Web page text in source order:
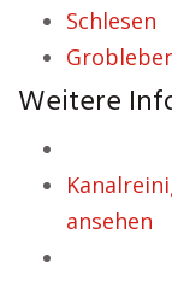
Schlesen
Weitere
ansehen